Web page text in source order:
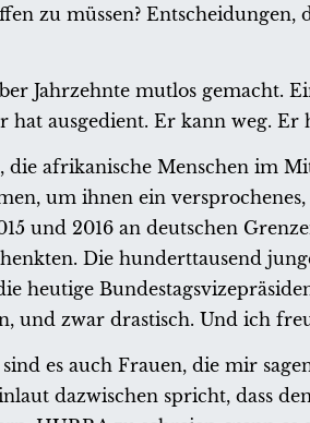
zu müssen?
Jahrzehnte mutlos gemacht.
ausgedient. Er kann weg. Er
die afrikanische Menschen im
um ihnen ein
und 2016 an deutschen
Die hunderttausend
heutige
und zwar drastisch. Und ich
es auch Frauen, die mir
dazwischen spricht, dass